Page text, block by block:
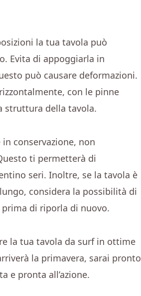
la tua tavola può
Evita di appoggiarla in
può causare deformazioni.
con le pinne
struttura della tavola.
conservazione, non
ti permetterà di
seri. Inoltre, se la tavola è
considera la possibilità di
di riporla di nuovo.
la tua tavola da surf in ottime
la primavera, sarai pronto
e pronta all’azione.